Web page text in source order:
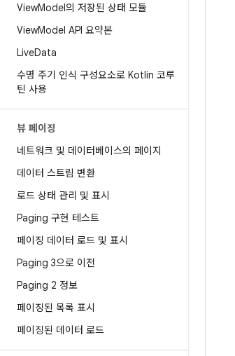
ViewModel의 저장된 상태 모듈
ViewModel API 요약본
LiveData
수명 주기 인식 구성요소로 Kotlin 코루
틴 사용
뷰 페이징
네트워크 및 데이터베이스의 페이지
데이터 스트림 변환
로드 상태 관리 및 표시
Paging 구현 테스트
페이징 데이터 로드 및 표시
Paging 3으로 이전
Paging 2 정보
페이징된 목록 표시
페이징된 데이터 로드